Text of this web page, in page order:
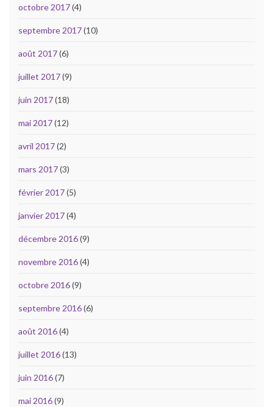
octobre 2017(4)
septembre 2017(10)
août 2017(6)
juillet 2017(9)
juin 2017(18)
mai 2017(12)
avril 2017(2)
mars 2017(3)
février 2017(5)
janvier 2017(4)
décembre 2016(9)
novembre 2016(4)
octobre 2016(9)
septembre 2016(6)
août 2016(4)
juillet 2016(13)
juin 2016(7)
mai 2016(9)